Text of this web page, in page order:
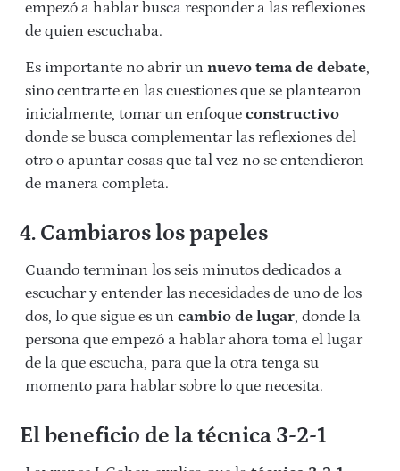
empezó a hablar busca responder a las reflexiones
de quien escuchaba.
Es importante no abrir un nuevo tema de debate,
sino centrarte en las cuestiones que se plantearon
inicialmente, tomar un enfoque constructivo
donde se busca complementar las reflexiones del
otro o apuntar cosas que tal vez no se entendieron
de manera completa.
4. Cambiaros los papeles
Cuando terminan los seis minutos dedicados a
escuchar y entender las necesidades de uno de los
dos, lo que sigue es un cambio de lugar, donde la
persona que empezó a hablar ahora toma el lugar
de la que escucha, para que la otra tenga su
momento para hablar sobre lo que necesita.
El beneficio de la técnica 3-2-1